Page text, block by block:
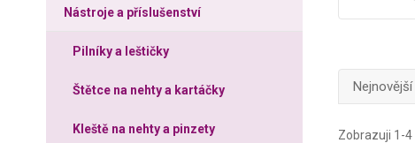
Nástroje a příslušenství
Pilníky a leštičky
Štětce na nehty a kartáčky
Kleště na nehty a pinzety
Nejnovější
Zobrazuji 1-4